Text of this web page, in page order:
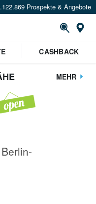
Prospekte & Angebote
CASHBACK
MEHR